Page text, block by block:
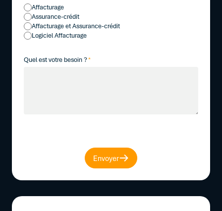
Affacturage
Assurance-crédit
Affacturage et Assurance-crédit
Logiciel Affacturage
Quel est votre besoin ?*
Envoyer